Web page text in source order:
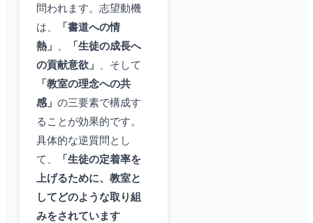
問われます。志望動機
は、
「書道への情
熱」
「生徒の成長へ
の貢献意欲」
、そして
「教室の理念への共
感」 の三要素で構成す
ることが効果的です。
具体的な逆質問とし
て、
「生徒の定着率を
上げるために、教室と
してどのような取り組
みをされています